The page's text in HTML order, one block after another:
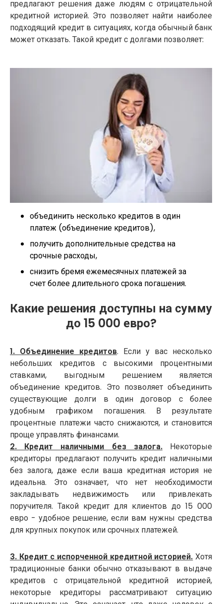
предлагают решения даже людям с отрицательной
кредитной историей. Это позволяет найти наиболее
подходящий кредит в ситуациях, когда обычный банк
может отказать. Такой кредит с долгами позволяет:
объединить несколько кредитов в один
платеж (объединение кредитов),
получить дополнительные средства на
срочные расходы,
снизить бремя ежемесячных платежей за
счет более длительного срока погашения.
Какие решения доступны на сумму
до 15 000 евро?
1. Объединение кредитов. Если у вас несколько
небольших кредитов с высокими процентными
ставками, выгодным решением является
объединение кредитов. Это позволяет объединить
существующие долги в один договор с более
удобным графиком погашения. В результате
процентные платежи часто снижаются, и становится
проще управлять финансами.
2. Кредит наличными без залога.Некоторые
кредиторы предлагают получить кредит наличными
без залога, даже если ваша кредитная история не
идеальна. Это означает, что нет необходимости
закладывать недвижимость или привлекать
поручителя. Такой кредит для клиентов до 15 000
евро - удобное решение, если вам нужны средства
для крупных покупок или срочных платежей.
3. Кредит с испорченной кредитной историей. Хотя
традиционные банки обычно отказывают в выдаче
кредитов с отрицательной кредитной историей,
некоторые кредиторы рассматривают ситуацию